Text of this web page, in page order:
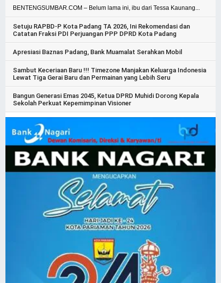
BENTENGSUMBAR.COM – Belum lama ini, ibu dari Tessa Kaunang...
Setuju RAPBD-P Kota Padang TA 2026, Ini Rekomendasi dan
Catatan Fraksi PDI Perjuangan PPP DPRD Kota Padang
Apresiasi Baznas Padang, Bank Muamalat Serahkan Mobil
Sambut Keceriaan Baru !!! Timezone Manjakan Keluarga Indonesia
Lewat Tiga Gerai Baru dan Permainan yang Lebih Seru
Bangun Generasi Emas 2045, Ketua DPRD Muhidi Dorong Kepala
Sekolah Perkuat Kepemimpinan Visioner